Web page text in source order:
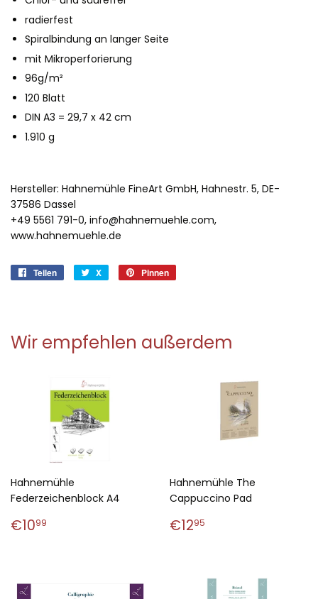
radierfest
Spiralbindung an langer Seite
mit Mikroperforierung
96g/m²
120 Blatt
DIN A3 = 29,7 x 42 cm
1.910 g
Hersteller: Hahnemühle FineArt GmbH, Hahnestr. 5, DE-
37586 Dassel
+49 5561 791-0, info@hahnemuehle.com,
www.hahnemuehle.de
Teilen X Pinnen
Wir empfehlen außerdem
Hahnemühle
Federzeichenblock A4
Normaler
€1099
Hahnemühle The
Cappuccino Pad
Normaler
€1295